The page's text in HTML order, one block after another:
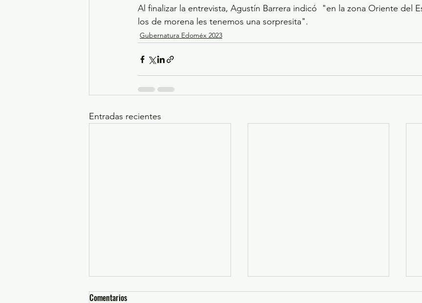
Al finalizar la entrevista, Agustín Barrera indicó  "en la zona Oriente del
los de morena les tenemos una sorpresita".
Gubernatura Edoméx 2023
Entradas recientes
Comentarios